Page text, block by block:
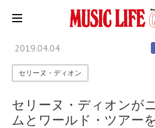
2019.04.04
セリーヌ・ディオン
セリーヌ・ディオンが
ムとワールド・ツアー